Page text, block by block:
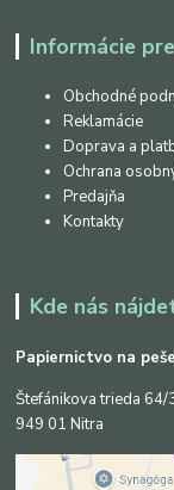
Informácie
Obchodné
Reklamácie
Doprava a
Ochrana
Predajňa
Kontakty
Kde nás
Papiernictvo na
Štefánikova trieda 64/
949 01 Nitra